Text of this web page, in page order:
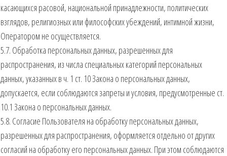
касающихся расовой, национальной принадлежности, политических
взглядов, религиозных или философских убеждений, интимной жизни,
Оператором не осуществляется.
5.7. Обработка персональных данных, разрешенных для
распространения, из числа специальных категорий персональных
данных, указанных в ч. 1 ст. 10 Закона о персональных данных,
допускается, если соблюдаются запреты и условия, предусмотренные ст.
10.1 Закона о персональных данных.
5.8. Согласие Пользователя на обработку персональных данных,
разрешенных для распространения, оформляется отдельно от других
согласий на обработку его персональных данных. При этом соблюдаются